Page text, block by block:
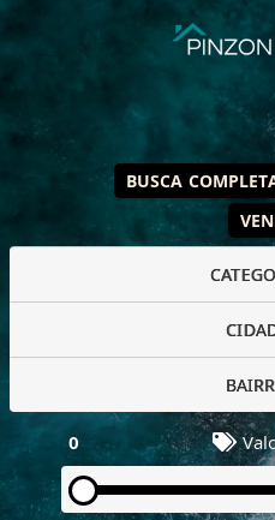
BUSCA
0